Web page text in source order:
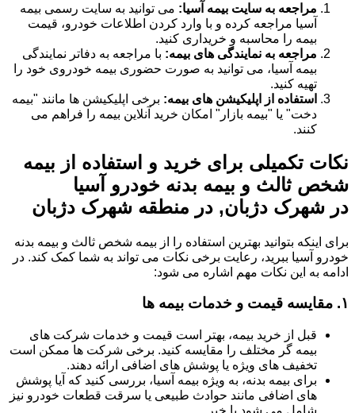
مراجعه به سایت بیمه آسیا: می توانید به سایت رسمی بیمه
آسیا مراجعه کرده و با وارد کردن اطلاعات خودرو، قیمت
بیمه را محاسبه و خریداری کنید.
مراجعه به نمایندگی های بیمه: با مراجعه به دفاتر نمایندگی
بیمه آسیا، می توانید به صورت حضوری بیمه خودروی خود را
تهیه کنید.
استفاده از اپلیکیشن های بیمه: برخی اپلیکیشن ها مانند "بیمه
دخت" یا "بیمه بازار" امکان خرید آنلاین بیمه را فراهم می
کنند.
نکات تکمیلی برای خرید و استفاده از بیمه
شخص ثالث و بیمه بدنه خودرو آسیا
در شهرک دژبان, در منطقه شهرک دژبان
برای اینکه بتوانید بهترین استفاده را از بیمه شخص ثالث و بیمه بدنه
خودرو آسیا ببرید، رعایت برخی نکات می تواند به شما کمک کند. در
ادامه به این نکات مهم اشاره می شود:
۱. مقایسه قیمت و خدمات بیمه ها
قبل از خرید بیمه، بهتر است قیمت و خدمات شرکت های
بیمه گر مختلف را مقایسه کنید. برخی شرکت ها ممکن است
تخفیف های ویژه یا پوشش های اضافی ارائه دهند.
برای بیمه بدنه، به ویژه بیمه آسیا، بررسی کنید که آیا پوشش
های اضافی مانند حوادث طبیعی یا سرقت قطعات خودرو نیز
شامل می شود یا خیر.